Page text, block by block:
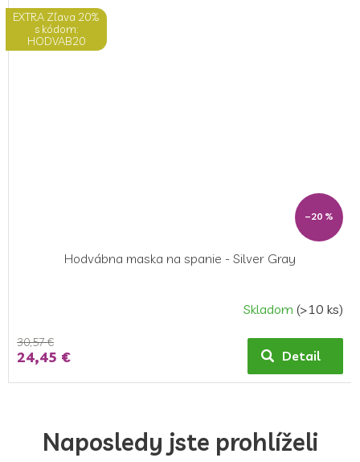
EXTRA Zľava 20%
s kódom:
HODVAB20
–20 %
Hodvábna maska ​​na spanie - Silver Gray
Skladom (>10 ks)
30,57 €
24,45 € Detail
Naposledy jste prohlíželi